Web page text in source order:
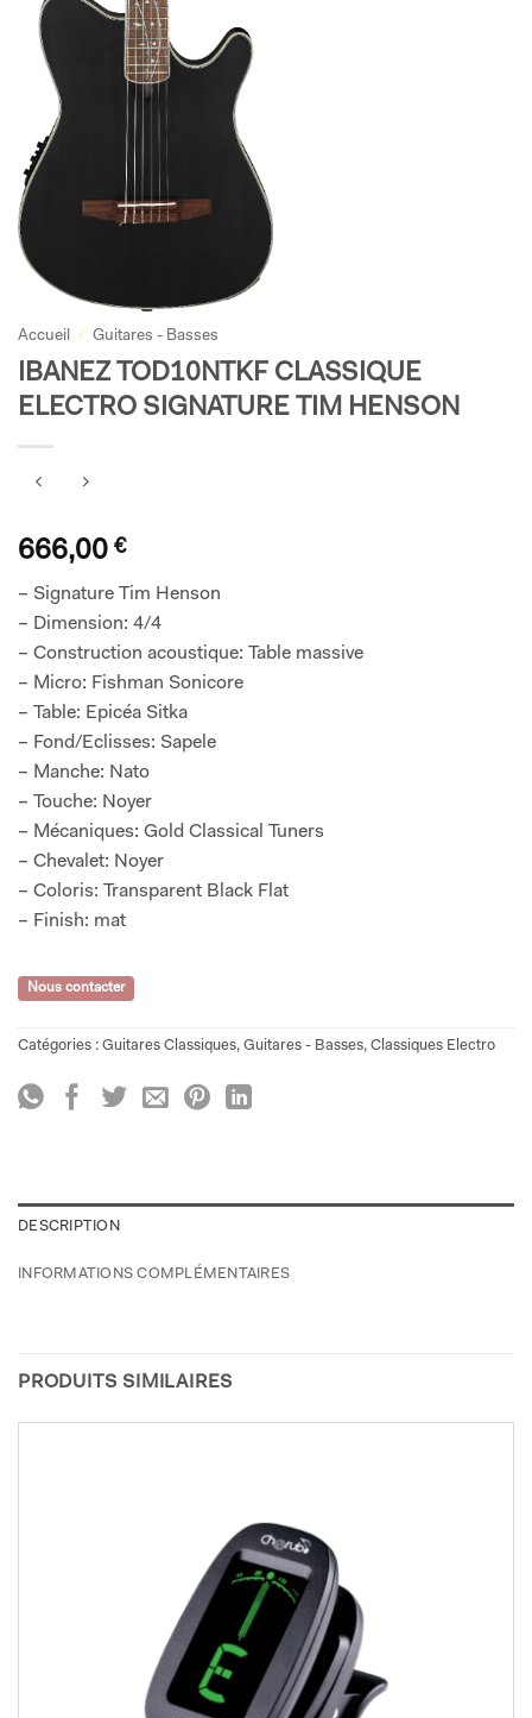
Accueil / Guitares - Basses
IBANEZ TOD10NTKF CLASSIQUE
ELECTRO SIGNATURE TIM HENSON
666,00 €
– Signature Tim Henson
– Dimension: 4/4
– Construction acoustique: Table massive
– Micro: Fishman Sonicore
– Table: Epicéa Sitka
– Fond/Eclisses: Sapele
– Manche: Nato
– Touche: Noyer
– Mécaniques: Gold Classical Tuners
– Chevalet: Noyer
– Coloris: Transparent Black Flat
– Finish: mat
Nous contacter
Catégories : Guitares Classiques, Guitares - Basses, Classiques Electro
DESCRIPTION
INFORMATIONS COMPLÉMENTAIRES
PRODUITS SIMILAIRES